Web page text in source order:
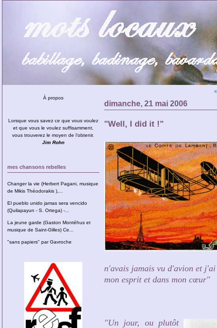
À propos
Lorsque vous savez ce que vous voulez
et que vous le voulez suffisamment,
vous trouverez le moyen de l’obtenir.
Jim Rohn
mes chansons rebelles
Changer la vie (Herbert Pagani, musique
de Mikis Théodorakis ),...
El pueblo unido jamas sera vencido
(Quilapayun - S. Ortega) -...
La jeune garde (Gaston Montéhus et
musique de Saint-Gilles) Ce...
"sans papiers" par Gavroche
dimanche, 21 mai 2006
"Well, I did it !"
n'avais jamais vu d'avion et
mon esprit et dans mon cœur"
"Un jour, ou plutôt